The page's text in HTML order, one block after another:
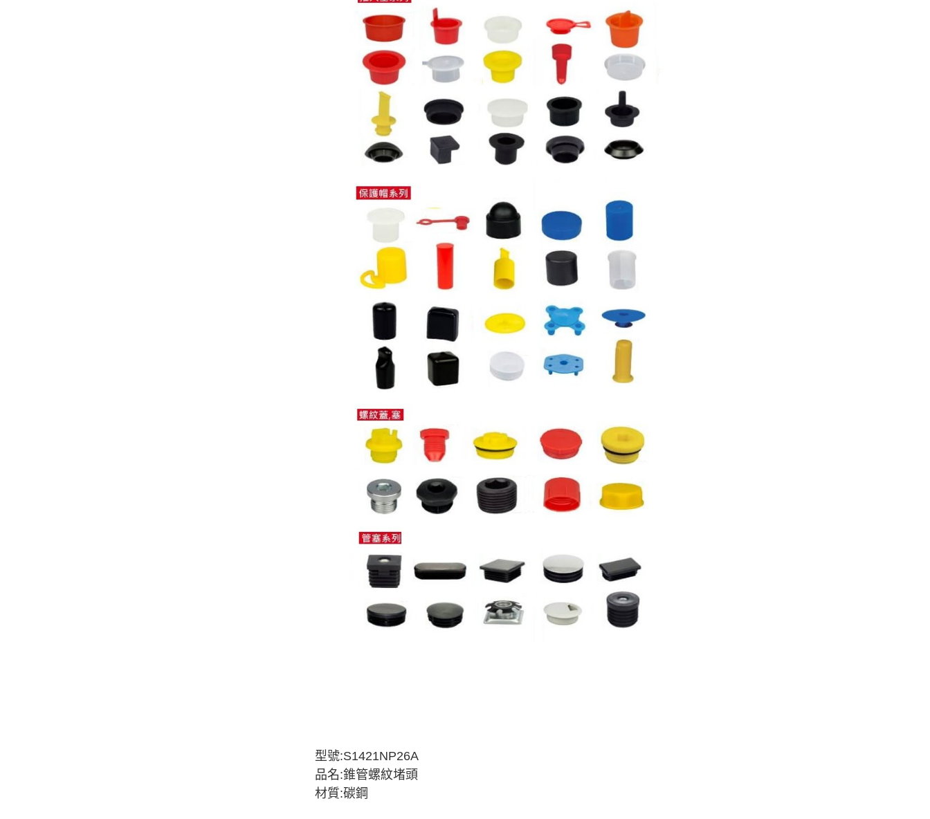
型號:S1421NP26A
品名:錐管螺紋堵頭
材質:碳鋼